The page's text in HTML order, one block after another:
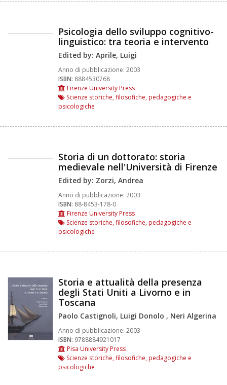
Psicologia dello sviluppo cognitivo-
linguistico: tra teoria e intervento
Edited by: Aprile, Luigi
Anno di pubblicazione: 2003
ISBN: 8884530768
Firenze University Press
Scienze storiche, filosofiche, pedagogiche e
psicologiche
Storia di un dottorato: storia
medievale nell'Università di Firenze
Edited by: Zorzi, Andrea
Anno di pubblicazione: 2003
ISBN: 88-8453-178-0
Firenze University Press
Scienze storiche, filosofiche, pedagogiche e
psicologiche
Storia e attualità della presenza
degli Stati Uniti a Livorno e in
Toscana
Paolo Castignoli, Luigi Donolo , Neri Algerina
Anno di pubblicazione: 2003
ISBN: 9788884921017
Pisa University Press
Scienze storiche, filosofiche, pedagogiche e
psicologiche